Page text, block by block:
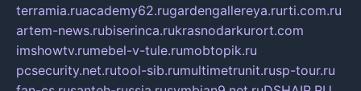
terramia.ruacademy62.rugardengallereya.rurti.com.ru
artem-news.rubiserinca.rukrasnodarkurort.com
imshowtv.rumebel-v-tule.rumobtopik.ru
pcsecurity.net.rutool-sib.rumultimetrunit.rusp-tour.ru